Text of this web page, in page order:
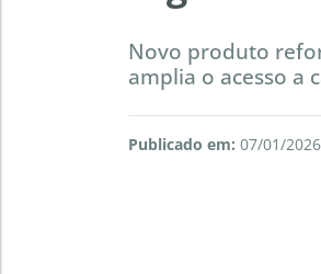
Novo produto
amplia o acesso a
Publicado em: 07/01/